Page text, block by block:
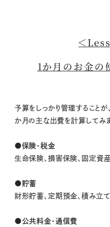
＜
1か月のお金の
予算をしっかり管理することが
か月の主な出費を計算してみま
●保険・税金
生命保険、損害保険、固定資
●貯蓄
財形貯蓄、定期預金、積み立
●公共料金・通信費